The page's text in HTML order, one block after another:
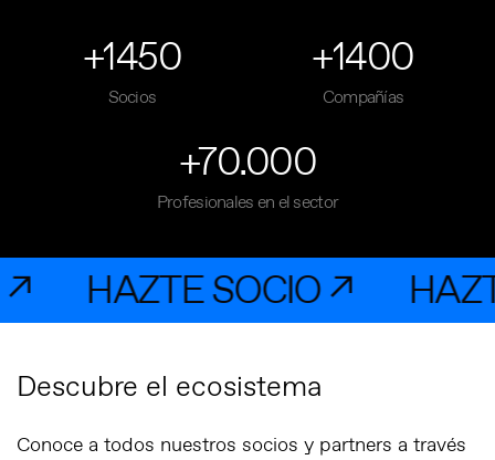
+1450
Socios
+1400
Compañías
+70.000
Profesionales en el sector
HAZTE SOCIO ↗ HAZTE
Descubre el ecosistema
Conoce a todos nuestros socios y partners a través